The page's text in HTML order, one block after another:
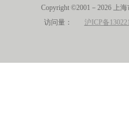
Copyright ©2001－2026 上
访问量： 沪ICP备